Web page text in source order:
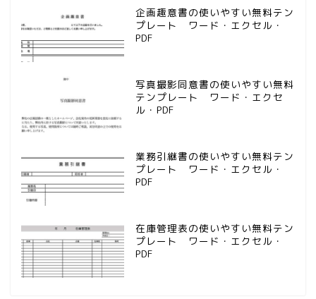
企画趣意書の使いやすい無料テン
プレート ワード・エクセル・
PDF
写真撮影同意書の使いやすい無料
テンプレート ワード・エクセ
ル・PDF
業務引継書の使いやすい無料テン
プレート ワード・エクセル・
PDF
在庫管理表の使いやすい無料テン
プレート ワード・エクセル・
PDF